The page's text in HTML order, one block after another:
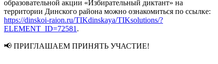
образовательной акции «Избирательный диктант» на
территории Динского района можно ознакомиться по ссылке:
https://dinskoi-raion.ru/TIKdinskaya/TIKsolutions/?
ELEMENT_ID=72581 .
📢 ПРИГЛАШАЕМ ПРИНЯТЬ УЧАСТИЕ!